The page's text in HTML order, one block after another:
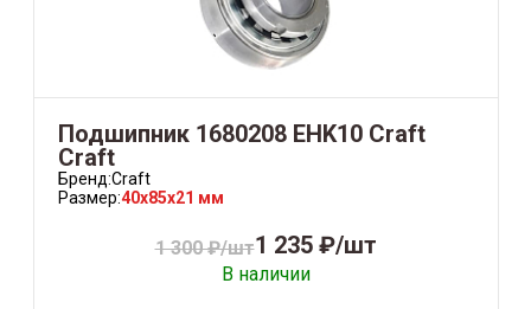
Подшипник 1680208 EHK10 Сraft
Craft
Бренд:Craft
Размер:40x85x21 мм
1 300 ₽/шт1 235 ₽/шт
В наличии